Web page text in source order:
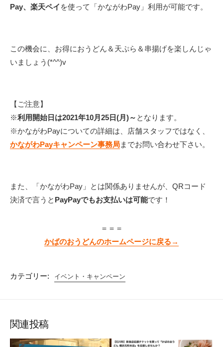
Pay、楽天ペイ を使って「かながわPay」利用が可能です。
この機会に、お得におうどん＆天ぷら＆串揚げを楽しんじゃ
いましょう(*^^)v
【ご注意】
※利用開始日は2021年10月25日(月)～ となります。
※かながわPayについての詳細は、店舗スタッフではなく、
かながわPayキャンペーン事務局までお問い合わせ下さい。
また、「かながわPay」とは関係ありませんが、QRコード
決済で言うと PayPayでもお支払いは可能です！
＝＝＝
かばのおうどんのホームページに戻る→
カテゴリー: イベント・キャンペーン
関連投稿